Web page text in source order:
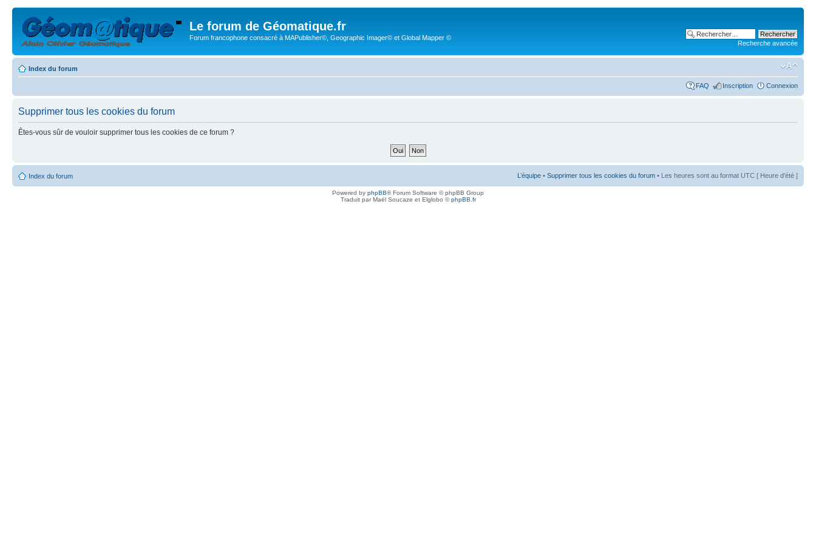
Le forum de Géomatique.fr
Forum francophone consacré à MAPublisher©, Geographic Imager© et Global Mapper ©
Recherche avancée
Index du forum
FAQ Inscription Connexion
Supprimer tous les cookies du forum
Êtes-vous sûr de vouloir supprimer tous les cookies de ce forum ?
Index du forum L’équipe • Supprimer tous les cookies du forum • Les heures sont au format UTC [ Heure d’été ]
Powered by phpBB® Forum Software © phpBB Group
Traduit par Maël Soucaze et Elglobo ©phpBB.fr